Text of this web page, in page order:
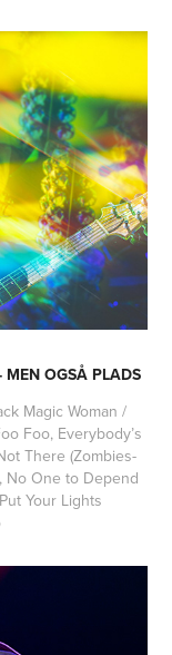
MEN OGSÅ PLADS
Magic Woman /
Foo, Everybody’s
There (Zombies-
No One to Depend
Your Lights